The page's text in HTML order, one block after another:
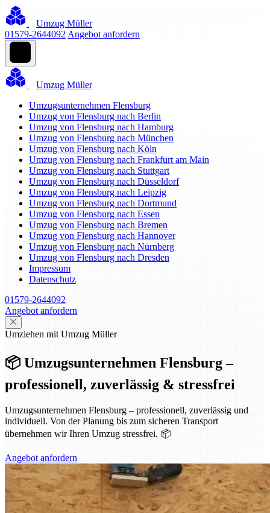
Umzug Müller
01579-2644092 Angebot anfordern
Umzug Müller
Umzugsunternehmen Flensburg
Umzug von Flensburg nach Berlin
Umzug von Flensburg nach Hamburg
Umzug von Flensburg nach München
Umzug von Flensburg nach Köln
Umzug von Flensburg nach Frankfurt am Main
Umzug von Flensburg nach Stuttgart
Umzug von Flensburg nach Düsseldorf
Umzug von Flensburg nach Leipzig
Umzug von Flensburg nach Dortmund
Umzug von Flensburg nach Essen
Umzug von Flensburg nach Bremen
Umzug von Flensburg nach Hannover
Umzug von Flensburg nach Nürnberg
Umzug von Flensburg nach Dresden
Impressum
Datenschutz
01579-2644092
Angebot anfordern
Umziehen mit Umzug Müller
📦 Umzugsunternehmen Flensburg –
professionell, zuverlässig & stressfrei
Umzugsunternehmen Flensburg – professionell, zuverlässig und
individuell. Von der Planung bis zum sicheren Transport
übernehmen wir Ihren Umzug stressfrei. 📦
Angebot anfordern